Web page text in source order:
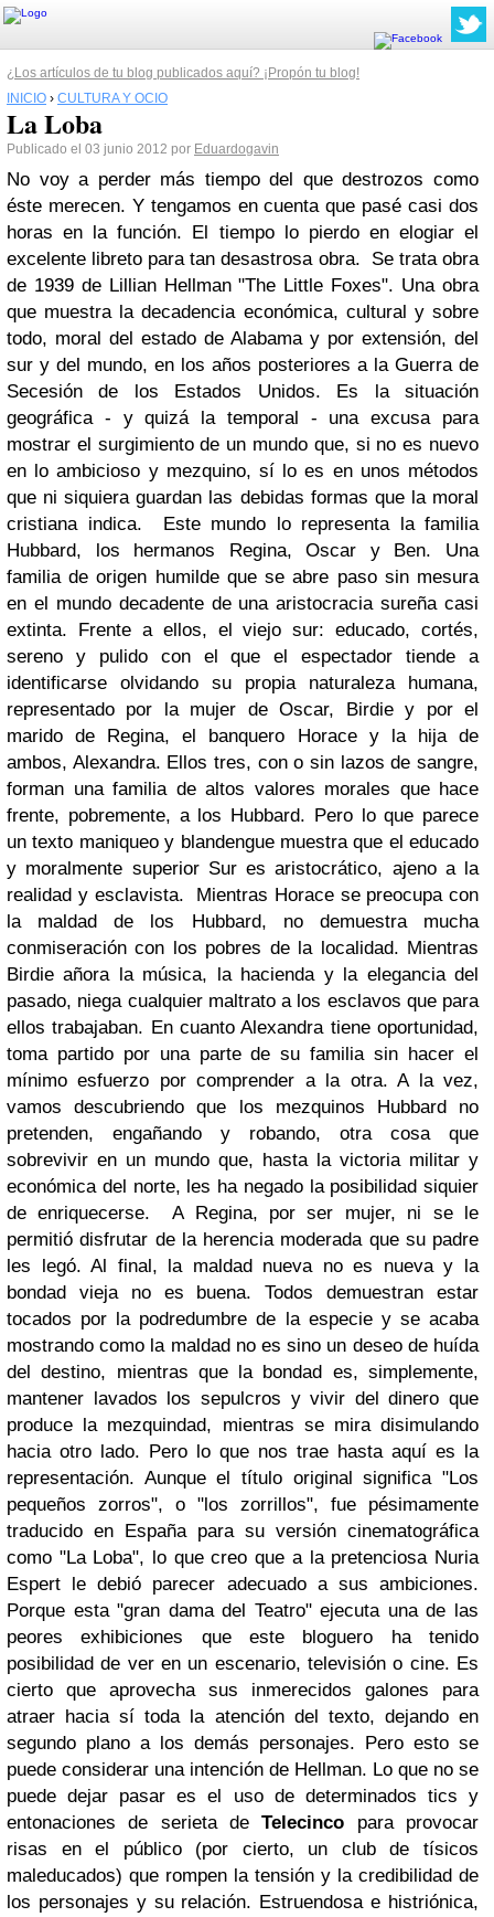
¿Los artículos de tu blog publicados aquí? ¡Propón tu blog!
INICIO › CULTURA Y OCIO
La Loba
Publicado el 03 junio 2012 por Eduardogavin
No voy a perder más tiempo del que destrozos como
éste merecen. Y tengamos en cuenta que pasé casi dos
horas en la función. El tiempo lo pierdo en elogiar el
excelente libreto para tan desastrosa obra. Se trata obra
de 1939 de Lillian Hellman "The Little Foxes". Una obra
que muestra la decadencia económica, cultural y sobre
todo, moral del estado de Alabama y por extensión, del
sur y del mundo, en los años posteriores a la Guerra de
Secesión de los Estados Unidos. Es la situación
geográfica - y quizá la temporal - una excusa para
mostrar el surgimiento de un mundo que, si no es nuevo
en lo ambicioso y mezquino, sí lo es en unos métodos
que ni siquiera guardan las debidas formas que la moral
cristiana indica. Este mundo lo representa la familia
Hubbard, los hermanos Regina, Oscar y Ben. Una
familia de origen humilde que se abre paso sin mesura
en el mundo decadente de una aristocracia sureña casi
extinta. Frente a ellos, el viejo sur: educado, cortés,
sereno y pulido con el que el espectador tiende a
identificarse olvidando su propia naturaleza humana,
representado por la mujer de Oscar, Birdie y por el
marido de Regina, el banquero Horace y la hija de
ambos, Alexandra. Ellos tres, con o sin lazos de sangre,
forman una familia de altos valores morales que hace
frente, pobremente, a los Hubbard. Pero lo que parece
un texto maniqueo y blandengue muestra que el educado
y moralmente superior Sur es aristocrático, ajeno a la
realidad y esclavista. Mientras Horace se preocupa con
la maldad de los Hubbard, no demuestra mucha
conmiseración con los pobres de la localidad. Mientras
Birdie añora la música, la hacienda y la elegancia del
pasado, niega cualquier maltrato a los esclavos que para
ellos trabajaban. En cuanto Alexandra tiene oportunidad,
toma partido por una parte de su familia sin hacer el
mínimo esfuerzo por comprender a la otra. A la vez,
vamos descubriendo que los mezquinos Hubbard no
pretenden, engañando y robando, otra cosa que
sobrevivir en un mundo que, hasta la victoria militar y
económica del norte, les ha negado la posibilidad siquier
de enriquecerse. A Regina, por ser mujer, ni se le
permitió disfrutar de la herencia moderada que su padre
les legó. Al final, la maldad nueva no es nueva y la
bondad vieja no es buena. Todos demuestran estar
tocados por la podredumbre de la especie y se acaba
mostrando como la maldad no es sino un deseo de huída
del destino, mientras que la bondad es, simplemente,
mantener lavados los sepulcros y vivir del dinero que
produce la mezquindad, mientras se mira disimulando
hacia otro lado. Pero lo que nos trae hasta aquí es la
representación. Aunque el título original significa "Los
pequeños zorros", o "los zorrillos", fue pésimamente
traducido en España para su versión cinematográfica
como "La Loba", lo que creo que a la pretenciosa Nuria
Espert le debió parecer adecuado a sus ambiciones.
Porque esta "gran dama del Teatro" ejecuta una de las
peores exhibiciones que este bloguero ha tenido
posibilidad de ver en un escenario, televisión o cine. Es
cierto que aprovecha sus inmerecidos galones para
atraer hacia sí toda la atención del texto, dejando en
segundo plano a los demás personajes. Pero esto se
puede considerar una intención de Hellman. Lo que no se
puede dejar pasar es el uso de determinados tics y
entonaciones de serieta deTelecinco para provocar
risas en el público (por cierto, un club de tísicos
maleducados) que rompen la tensión y la credibilidad de
los personajes y su relación. Estruendosa e histriónica,